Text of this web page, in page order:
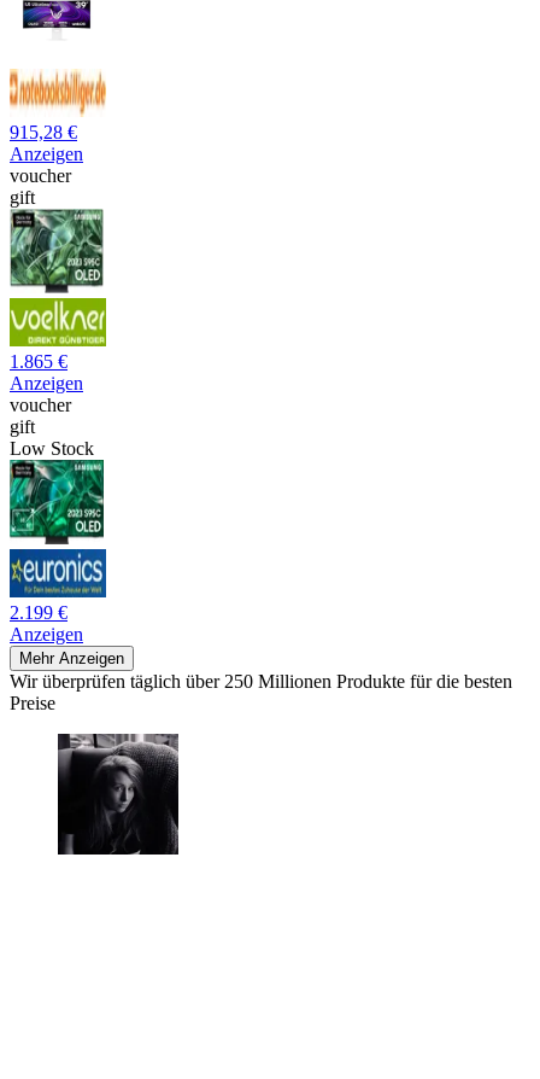
915,28 €
Anzeigen
voucher
gift
1.865 €
Anzeigen
voucher
gift
Low Stock
2.199 €
Anzeigen
Mehr Anzeigen
Wir überprüfen täglich über 250 Millionen Produkte für die besten
Preise